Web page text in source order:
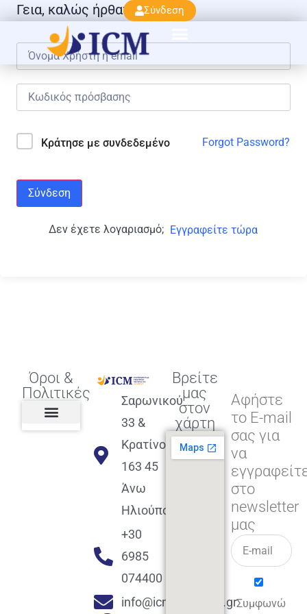
Σύνδεση
Γεια, καλώς ήρθατε πάλι!
Κράτησε με συνδεδεμένο Forgot Password?
Σύνδεση
Δεν έχετε λογαριασμό; Εγγραφείτε τώρα
Όροι &
Πολιτικές
Σαρωνικού
33 &
Κρατίνου
163 45
Άνω
Ηλιούπολη
+30
6985
074400
info@icmacademy.gr
Βρείτε
μας
στον
χάρτη
Αφήστε
το E-mail
σας για
να
στο
newsletter
μας
Συμφωνώ